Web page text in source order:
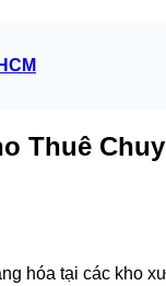
Thuê
hóa tại các kho